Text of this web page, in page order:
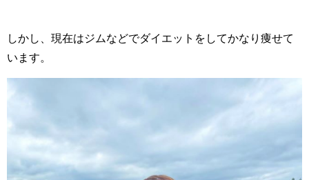
しかし、現在はジムなどでダイエットをしてかなり痩せて
います。